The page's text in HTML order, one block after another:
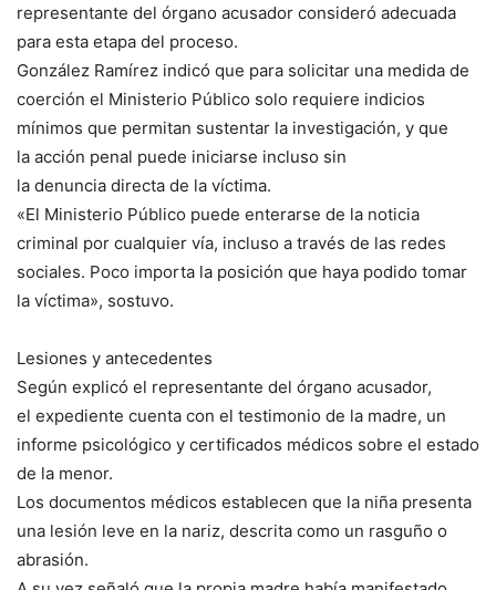
representante del órgano acusador consideró adecuada
para esta etapa del proceso.
González Ramírez indicó que para solicitar una medida de
coerción el Ministerio Público solo requiere indicios
mínimos que permitan sustentar la investigación, y que
la acción penal puede iniciarse incluso sin
la denuncia directa de la víctima.
«El Ministerio Público puede enterarse de la noticia
criminal por cualquier vía, incluso a través de las redes
sociales. Poco importa la posición que haya podido tomar
la víctima», sostuvo.
Lesiones y antecedentes
Según explicó el representante del órgano acusador,
el expediente cuenta con el testimonio de la madre, un
informe psicológico y certificados médicos sobre el estado
de la menor.
Los documentos médicos establecen que la niña presenta
una lesión leve en la nariz, descrita como un rasguño o
abrasión.